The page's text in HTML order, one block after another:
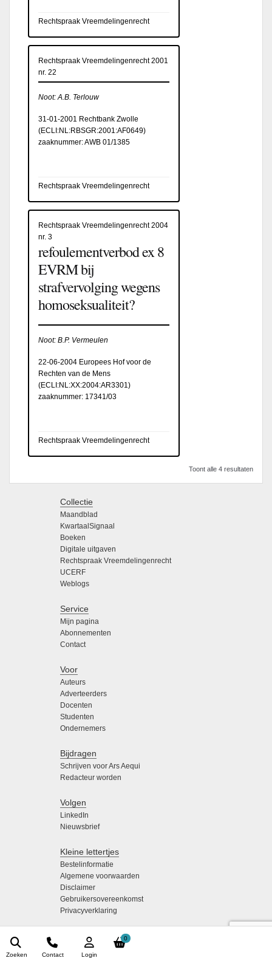
0
Login
Contact
Zoeken
Rechtspraak Vreemdelingenrecht
Rechtspraak Vreemdelingenrecht 2001
nr. 22
Noot: A.B. Terlouw
31-01-2001 Rechtbank Zwolle
(ECLI:NL:RBSGR:2001:AF0649)
zaaknummer: AWB 01/1385
Rechtspraak Vreemdelingenrecht
Rechtspraak Vreemdelingenrecht 2004
nr. 3
refoulementverbod ex 8
EVRM bij
strafvervolging wegens
homoseksualiteit?
Noot: B.P. Vermeulen
22-06-2004 Europees Hof voor de
Rechten van de Mens
(ECLI:NL:XX:2004:AR3301 )
zaaknummer: 17341/03
Rechtspraak Vreemdelingenrecht
Toont alle 4 resultaten
Collectie
Maandblad
KwartaalSignaal
Boeken
Digitale uitgaven
Rechtspraak Vreemdelingenrecht
UCERF
Weblogs
Service
Mijn pagina
Abonnementen
Contact
Voor
Auteurs
Adverteerders
Docenten
Studenten
Ondernemers
Bijdragen
Schrijven voor Ars Aequi
Redacteur worden
Volgen
LinkedIn
Nieuwsbrief
Kleine lettertjes
Bestelinformatie
Algemene voorwaarden
Disclaimer
Gebruikersovereenkomst
Privacyverklaring